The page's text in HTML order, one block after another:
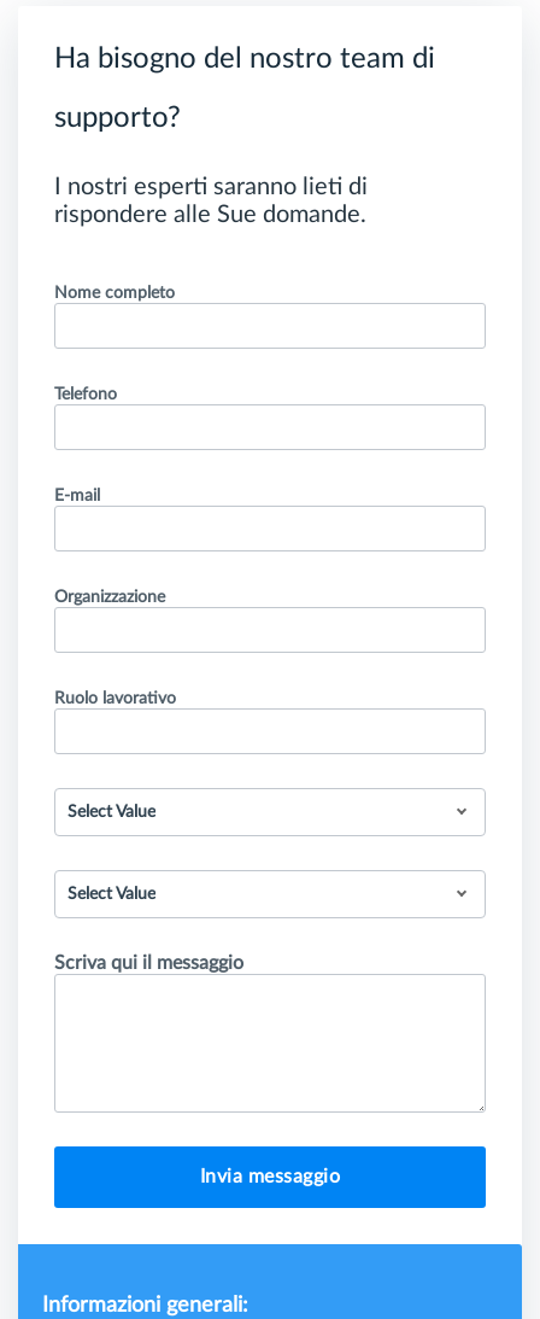
Ha bisogno del nostro team di
supporto?
I nostri esperti saranno lieti di
rispondere alle Sue domande.
Nome completo
Telefono
E-mail
Organizzazione
Ruolo lavorativo
Select Value
Select Value
Scriva qui il messaggio
Invia messaggio
Informazioni generali: